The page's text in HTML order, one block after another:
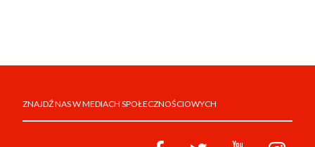
ZNAJDŹ NAS W MEDIACH SPOŁECZNOŚCIOWYCH